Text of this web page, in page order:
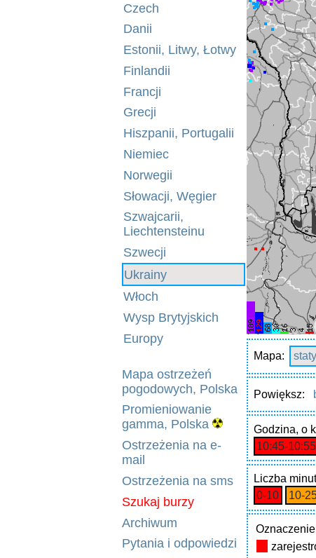
Czech
Danii
Estonii, Litwy, Łotwy
Finlandii
Francji
Grecji
Hiszpanii, Portugalii
Niemiec
Norwegii
Słowacji, Węgier
Szwajcarii,
Liechtensteinu
Szwecji
Ukrainy
Włoch
Wysp Brytyjskich
Europy
Mapa ostrzeżeń
pogodowych, Polska
Promieniowanie
gamma, Polska
Ostrzeżenia na e-
mail
Ostrzeżenia na sms
Szukaj burzy
Archiwum
Pytania i odpowiedzi
Mapa:
Powiększ:
Godzina, o
10:45‑10:55
Liczba
0‑10